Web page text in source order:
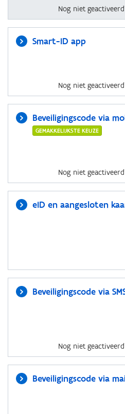
Nog niet
Smart-ID app
Nog niet
Beveiligingscode via
GEMAKKELIJKSTE KEUZE
Nog niet
eID en aangesloten
Beveiligingscode via
Nog niet
Beveiligingscode via